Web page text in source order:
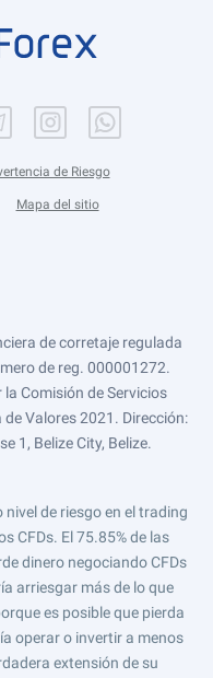
de Riesgo
Mapa del sitio
de corretaje regulada
de reg. 000001272.
Comisión de Servicios
Valores 2021. Dirección:
1, Belize City, Belize.
nivel de riesgo en el trading
CFDs. El 75.85% de las
dinero negociando CFDs
arriesgar más de lo que
es posible que pierda
operar o invertir a menos
extensión de su